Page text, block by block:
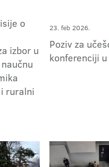
o
izbor u
ruralni
23. feb 2026.
Poziv za
konferenciji u